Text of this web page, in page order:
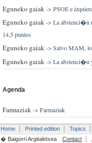
Eguneko gaiak -> PSOE e
Eguneko gaiak-> La abstenci�n
14,5 puntos
Eguneko gaiak-> Salvo MAM,
Eguneko gaiak-> La abstenci�n
Agenda
Farmaziak -> Farmaziak
Home Printed edition Topics
� Baigorri Argitaletxea
Contact